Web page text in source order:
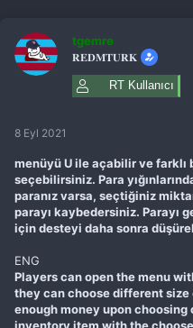
y
u
b
n
n
g
ı
ç
t
i
l
e
r
tgemre
𝐑𝐄𝐃𝐌𝐓𝐔𝐑𝐊
RT Kullanıcı
8 Eyl 2021
menüyü U ile açabilir ve farklı
seçebilirsiniz. Para
paranız varsa, seçtiğiniz
parayı kaybedersiniz. Parayı
için desteyi daha sonra
ENG
Players can open the menu
they can choose different
enough money upon